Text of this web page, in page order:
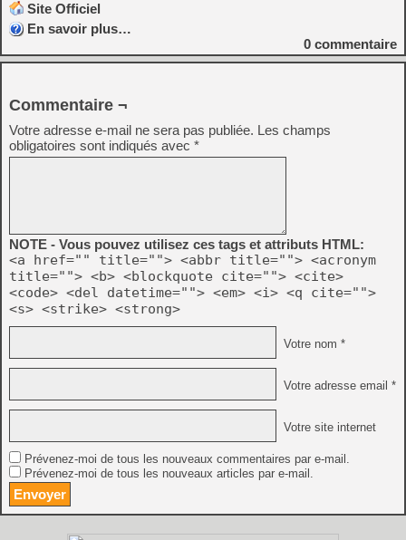
Site Officiel
En savoir plus…
0 commentaire
Commentaire ¬
Votre adresse e-mail ne sera pas publiée. Les champs
obligatoires sont indiqués avec *
NOTE - Vous pouvez utilisez ces tags et attributs HTML:
<a href="" title=""> <abbr title=""> <acronym
title=""> <b> <blockquote cite=""> <cite>
<code> <del datetime=""> <em> <i> <q cite="">
<s> <strike> <strong>
Votre nom *
Votre adresse email *
Votre site internet
Prévenez-moi de tous les nouveaux commentaires par e-mail.
Prévenez-moi de tous les nouveaux articles par e-mail.